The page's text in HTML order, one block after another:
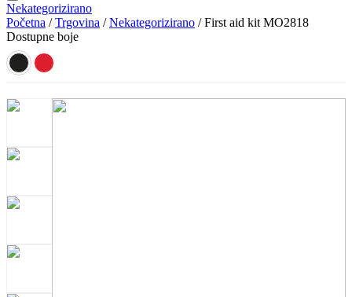
Nekategorizirano
Početna /Trgovina /Nekategorizirano / First aid kit MO2818
Dostupne boje